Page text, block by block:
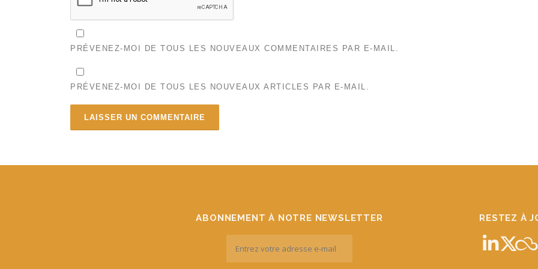
PRÉVENEZ-MOI DE TOUS LES NOUVEAUX COMMENTAIRES PAR E-MAIL.
PRÉVENEZ-MOI DE TOUS LES NOUVEAUX ARTICLES PAR E-MAIL.
ABONNEMENT À NOTRE NEWSLETTER RESTEZ À